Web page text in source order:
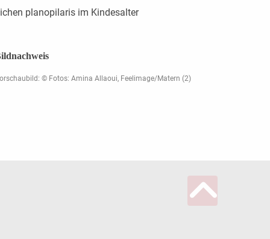
planopilaris im Kindesalter
© Fotos: Amina Allaoui, Feelimage/Matern (2)